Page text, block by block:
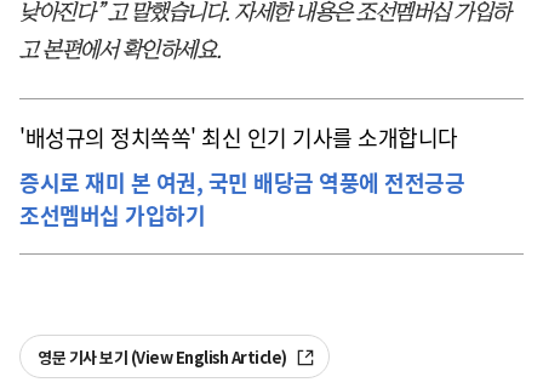
낮아진다”고 말했습니다. 자세한 내용은 조선멤버십 가입하
고 본편에서 확인하세요.
'배성규의 정치쏙쏙' 최신 인기 기사를 소개합니다
증시로 재미 본 여권, 국민 배당금 역풍에 전전긍긍
조선멤버십 가입하기
영문 기사 보기 (View English Article)